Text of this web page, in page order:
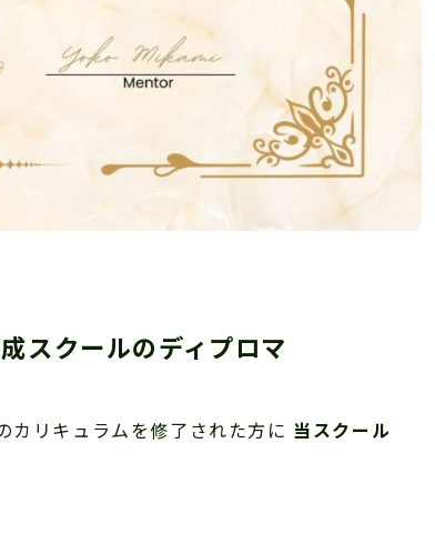
スクールのディプロマ
カリキュラムを修了された方に 当スクール